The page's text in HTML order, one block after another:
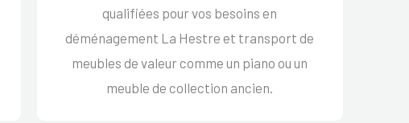
qualifiées pour vos besoins en
déménagement La Hestre et transport de
meubles de valeur comme un piano ou un
meuble de collection ancien.